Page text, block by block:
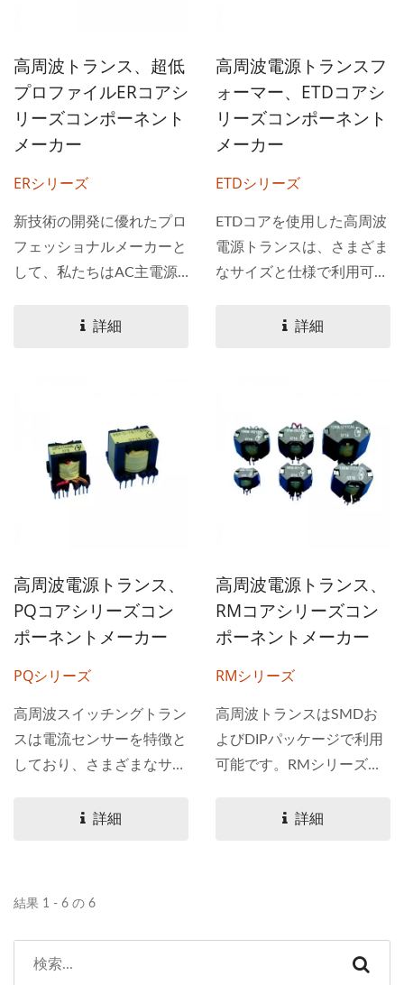
高周波トランス、超低
プロファイルERコアシ
リーズコンポーネント
メーカー
ERシリーズ
新技術の開発に優れたプロ
フェッショナルメーカーと
して、私たちはAC主電源
ェライトトランスとER高
詳細
高周波電源トランスフ
ォーマー、ETDコアシ
リーズコンポーネント
メーカー
ETDシリーズ
ETDコアを使用した高周波
電源トランスは、さまざま
なサイズと仕様で利用可能
しています。YUAN...
詳細
高周波電源トランス、
PQコアシリーズコン
ポーネントメーカー
PQシリーズ
高周波スイッチングトラン
スは電流センサーを特徴と
しており、さまざまなサイ
詳細
高周波電源トランス、
RMコアシリーズコン
ポーネントメーカー
RMシリーズ
高周波トランスはSMDお
よびDIPパッケージで利用
可能です。RMシリーズは
徴としています。他にもさ
詳細
結果 1 - 6 の 6